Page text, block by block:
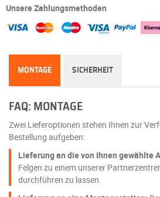
Unsere Zahlungsmethoden
MONTAGE SICHERHEIT
FAQ: MONTAGE
Zwei Lieferoptionen stehen Ihnen zur
Bestellung aufgeben:
Lieferung an die von Ihnen gewählte
Felgen zu einem unserer
durchführen zu lassen.